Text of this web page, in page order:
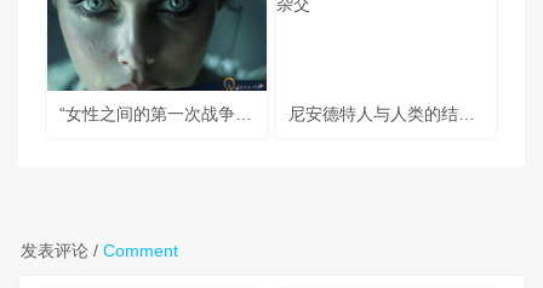
“女性之间的第一次战争”：奥林匹亚斯和阿迪亚·欧律狄刻 尼安德特人与人类的结合杂交
发表评论 / Comment